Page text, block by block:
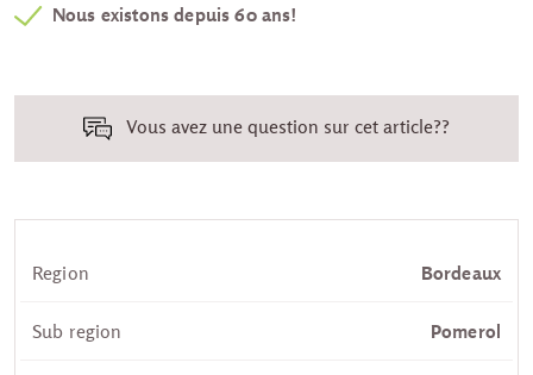
Nous existons depuis 60 ans!
Vous avez une question sur cet article??
Region Bordeaux
Sub region Pomerol